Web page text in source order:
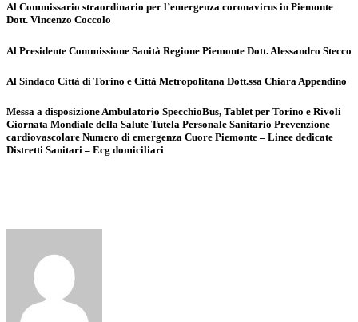
Al Commissario straordinario per l’emergenza coronavirus in Piemonte
Dott. Vincenzo Coccolo
Al Presidente Commissione Sanità Regione Piemonte Dott. Alessandro Stecco
Al Sindaco Città di Torino e Città Metropolitana Dott.ssa Chiara Appendino
Messa a disposizione Ambulatorio SpecchioBus, Tablet per Torino e Rivoli
Giornata Mondiale della Salute Tutela Personale Sanitario Prevenzione
cardiovascolare Numero di emergenza Cuore Piemonte – Linee dedicate
Distretti Sanitari – Ecg domiciliari